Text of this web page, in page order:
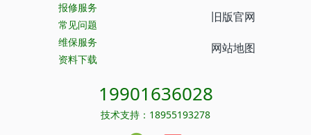
报修服务
常见问题
维保服务
资料下载
旧版官网
网站地图
19901636028
技术支持：18955193278